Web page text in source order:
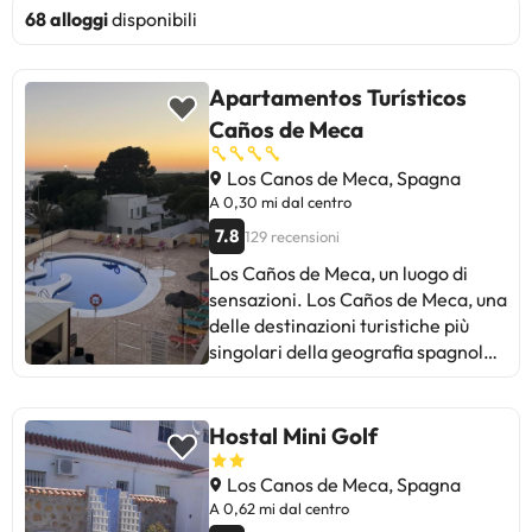
68 alloggidisponibili
Apartamentos Turísticos
Caños de Meca
Los Canos de Meca, Spagna
A 0,30 mi dal centro
7.8 129 recensioni
Los Caños de Meca, un luogo di
sensazioni. Los Caños de Meca, una
delle destinazioni turistiche più
singolari della geografia spagnola.
fantastiche e varie non lasciano
indifferente il viaggiatore, lo
rendono una destinazione ideale
per tutto l'anno. Gli appartamenti
Hostal Mini Golf
Los Canos de Meca, Spagna
A 0,62 mi dal centro